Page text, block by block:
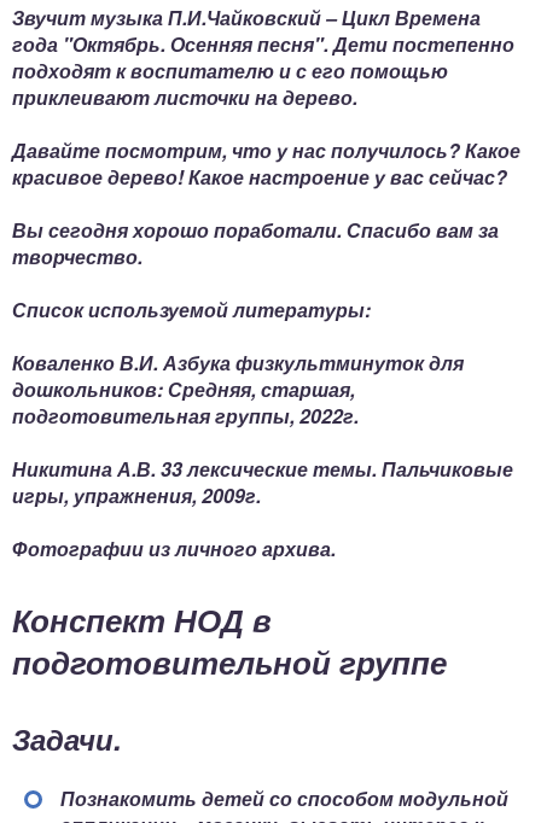
Звучит музыка П.И.Чайковский – Цикл Времена
года "Октябрь. Осенняя песня". Дети постепенно
подходят к воспитателю и с его помощью
приклеивают листочки на дерево.
Давайте посмотрим, что у нас получилось? Какое
красивое дерево! Какое настроение у вас сейчас?
Вы сегодня хорошо поработали. Спасибо вам за
творчество.
Список используемой литературы:
Коваленко В.И. Азбука физкультминуток для
дошкольников: Средняя, старшая,
подготовительная группы, 2022г.
Никитина А.В. 33 лексические темы. Пальчиковые
игры, упражнения, 2009г.
Фотографии из личного архива.
Конспект НОД в
подготовительной группе
Задачи.
Познакомить детей со способом модульной